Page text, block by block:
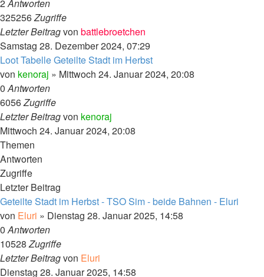
2Antworten
325256Zugriffe
Letzter Beitragvon battlebroetchen
Samstag 28. Dezember 2024, 07:29
Loot Tabelle Geteilte Stadt im Herbst
von kenoraj » Mittwoch 24. Januar 2024, 20:08
0Antworten
6056Zugriffe
Letzter Beitragvon kenoraj
Mittwoch 24. Januar 2024, 20:08
Themen
Antworten
Zugriffe
Letzter Beitrag
Geteilte Stadt im Herbst - TSO Sim - beide Bahnen - Eluri
von Eluri » Dienstag 28. Januar 2025, 14:58
0Antworten
10528Zugriffe
Letzter Beitragvon Eluri
Dienstag 28. Januar 2025, 14:58